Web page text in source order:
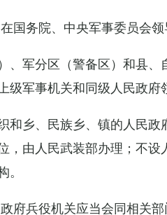
国务院、中央军事委员会领
、军分区（警备区）和县
军事机关和同级人民政府
和乡、民族乡、镇的人民
，由人民武装部办理；不
府兵役机关应当会同相关